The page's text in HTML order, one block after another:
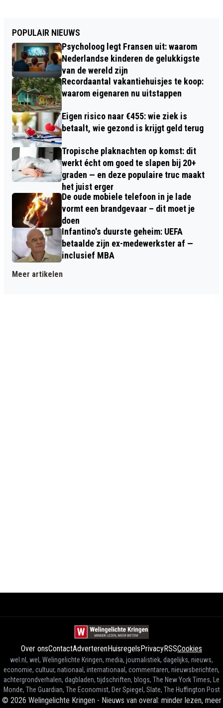
POPULAIR NIEUWS
Psycholoog legt Fransen uit: waarom
Nederlandse kinderen de gelukkigste
van de wereld zijn
Recordaantal vakantiehuisjes te koop:
waarom eigenaren nu uitstappen
Eigen risico naar €455: wie ziek is
betaalt, wie gezond is krijgt geld terug
Tropische plaknachten op komst: dit
werkt écht om goed te slapen bij 20+
graden — en deze populaire truc maakt
het juist erger
De oude mobiele telefoon in je lade
vormt een brandgevaar – dit moet je
doen
Infantino's duurste geheim: UEFA
betaalde zijn ex-medewerkster af —
inclusief MBA
Meer artikelen
Over onsContactAdverterenHuisregelsPrivacyRSSCookies
wel.nl, wel, Welingelichte Kringen, media, journalistiek, dagelijks, nieuws,
economie, cultuur, nationaal, internationaal, commentaren, nieuwsberichten,
achtergrondverhalen, dagbladen, tijdschriften, blogs, The New York Times, Le
Monde, The Guardian, The Economist, Der Spiegel, Slate, The Huffington Post
© 2026 Welingelichte Kringen - Nieuws van overal: minder lezen, meer